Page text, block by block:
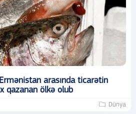
arasında ticarətin
qazanan ölkə olub
Dünya